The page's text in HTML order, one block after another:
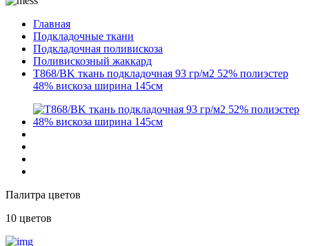
Главная
Подкладочные ткани
Подкладочная поливискоза
Поливискозный жаккард
T868/BK ткань подкладочная 93 гр/м2 52% полиэстер
48% вискоза ширина 145см
Палитра цветов
10 цветов